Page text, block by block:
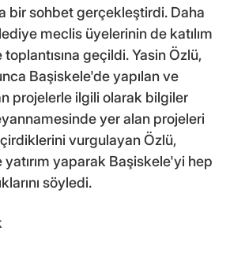
bir sohbet gerçekleştirdi. Daha
meclis üyelerinin de katılım
geçildi. Yasin Özlü,
Başiskele'de yapılan ve
projelerle ilgili olarak bilgiler
yer alan projeleri
vurgulayan Özlü,
yaparak Başiskele'yi hep
söyledi.